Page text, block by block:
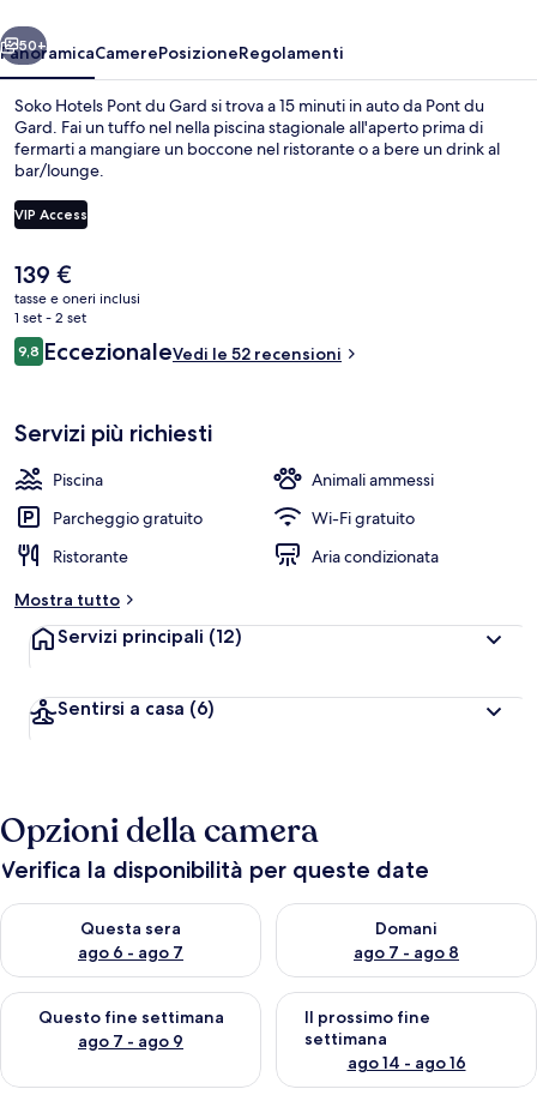
Avanti
50+
PanoramicaCamerePosizioneRegolamenti
Soko Hotels Pont du Gard si trova a 15 minuti in auto da Pont du
Gard. Fai un tuffo nel nella piscina stagionale all'aperto prima di
fermarti a mangiare un boccone nel ristorante o a bere un drink al
bar/lounge.
VIP Access
Il
prezzo
attuale
è
139 €
139 €
tasse e oneri inclusi
1 set - 2 set
Recensioni
9,89,8 su 10
EccezionaleVedi le 52 recensioni
Servizi più richiesti
Piscina
Animali ammessi
Parcheggio gratuito
Wi-Fi gratuito
Ristorante
Aria condizionata
Mostra tutto
Servizi principali (12)
Sentirsi a casa (6)
Opzioni della camera
Verifica la disponibilità per queste date
Questa sera
ago 6 - ago 7
Verifica la disponibilità per questa sera, ago 6 - ago 7
Domani
ago 7 - ago 8
Verifica la disponibilità per
Questo fine settimana
ago 7 - ago 9
Verifica la disponibilità per questo fine settimana, ago 7 - ago
Il prossimo fine
settimana
ago 14 - ago 16
Verifica la disponibilità per il